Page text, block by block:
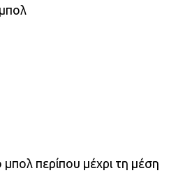
μπολ περίπου μέχρι τη μέση